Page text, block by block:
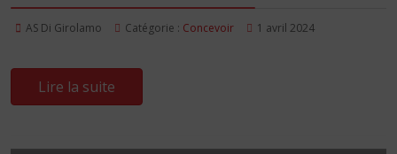
AS Di Girolamo Catégorie : Concevoir 1 avril 2024
Lire la suite